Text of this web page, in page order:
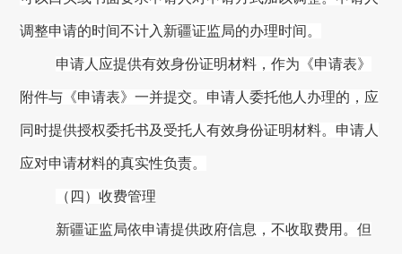
调整申请的时间不计入 新疆证监局的办理时间。
申请人应提供有效身份证明材料，作为《申请表》
附件与《申请表》一并提交。申请人委托他人办理的，应
同时提供授权委托书及受托人有效身份证明材料。申请人
应对申请材料的真实性负责。
（四）收费管理
新疆证监局依申请提供政府信息，不收取费用。但